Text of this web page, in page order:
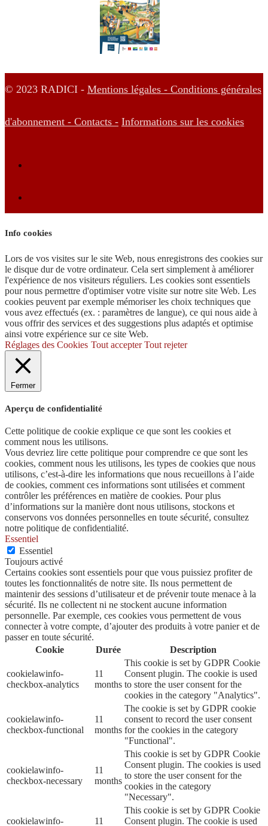
© 2023 RADICI - Mentions légales - Conditions générales
d'abonnement - Contacts - Informations sur les cookies
Info cookies
Lors de vos visites sur le site Web, nous enregistrons des cookies sur
le disque dur de votre ordinateur. Cela sert simplement à améliorer
l'expérience de nos visiteurs réguliers. Les cookies sont essentiels
pour nous permettre d'optimiser votre visite sur notre site Web. Les
cookies peuvent par exemple mémoriser les choix techniques que
vous avez effectués (ex. : paramètres de langue), ce qui nous aide à
vous offrir des services et des suggestions plus adaptés et optimise
ainsi votre expérience sur ce site Web.
Réglages des Cookies Tout accepter Tout rejeter
Fermer
Aperçu de confidentialité
Cette politique de cookie explique ce que sont les cookies et
comment nous les utilisons.
Vous devriez lire cette politique pour comprendre ce que sont les
cookies, comment nous les utilisons, les types de cookies que nous
utilisons, c’est-à-dire les informations que nous recueillons à l’aide
de cookies, comment ces informations sont utilisées et comment
contrôler les préférences en matière de cookies. Pour plus
d’informations sur la manière dont nous utilisons, stockons et
conservons vos données personnelles en toute sécurité, consultez
notre politique de confidentialité.
Essentiel
Essentiel
Toujours activé
Certains cookies sont essentiels pour que vous puissiez profiter de
toutes les fonctionnalités de notre site. Ils nous permettent de
maintenir des sessions d’utilisateur et de prévenir toute menace à la
sécurité. Ils ne collectent ni ne stockent aucune information
personnelle. Par exemple, ces cookies vous permettent de vous
connecter à votre compte, d’ajouter des produits à votre panier et de
passer en toute sécurité.
Cookie
Durée Description
cookielawinfo-
checkbox-analytics
11
months
This cookie is set by GDPR Cookie
Consent plugin. The cookie is used
to store the user consent for the
cookies in the category "Analytics".
cookielawinfo-
checkbox-functional
11
months
The cookie is set by GDPR cookie
consent to record the user consent
for the cookies in the category
"Functional".
cookielawinfo-
checkbox-necessary
11
months
This cookie is set by GDPR Cookie
Consent plugin. The cookies is used
to store the user consent for the
cookies in the category
"Necessary".
cookielawinfo- 11
This cookie is set by GDPR Cookie
Consent plugin. The cookie is used